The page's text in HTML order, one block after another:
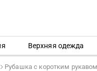
Верхняя одежда
Рубашка с коротким